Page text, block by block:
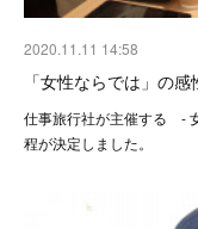
2020.11.11 14:58
「女性ならでは」の
仕事旅行社が主催する -
程が決定しました。